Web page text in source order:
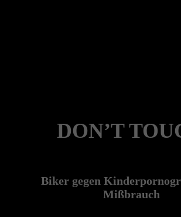
DON’T
Biker gegen
Mißbrauch